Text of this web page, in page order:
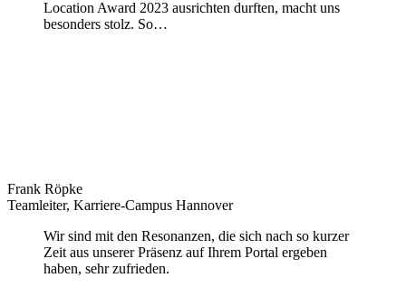
Location Award 2023 ausrichten durften, macht uns
besonders stolz. So…
Frank Röpke
Teamleiter, Karriere-Campus Hannover
Wir sind mit den Resonanzen, die sich nach so kurzer
Zeit aus unserer Präsenz auf Ihrem Portal ergeben
haben, sehr zufrieden.